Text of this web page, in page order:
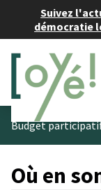
Suivez
démocratie
Budget
Où en